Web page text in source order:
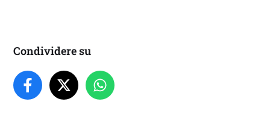
Condividere su